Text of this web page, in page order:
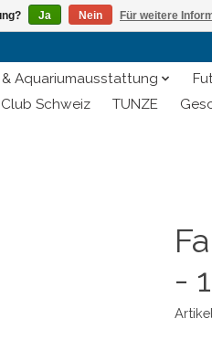
& Aquariumausstattung
Schweiz TUNZE
-
Ja Nein Für weitere